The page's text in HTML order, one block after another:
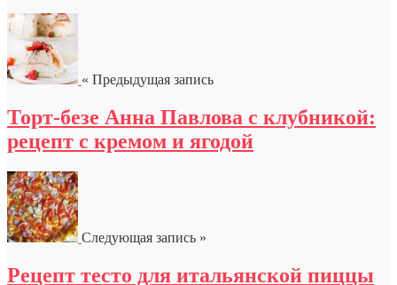
« Предыдущая запись
Торт-безе Анна Павлова с клубникой:
рецепт с кремом и ягодой
Следующая запись »
Рецепт тесто для итальянской пиццы